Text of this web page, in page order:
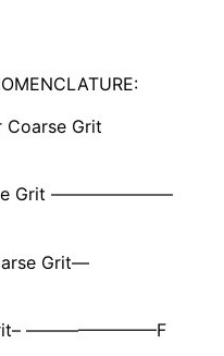
Grit
Grit ———————
Grit—
———————–F